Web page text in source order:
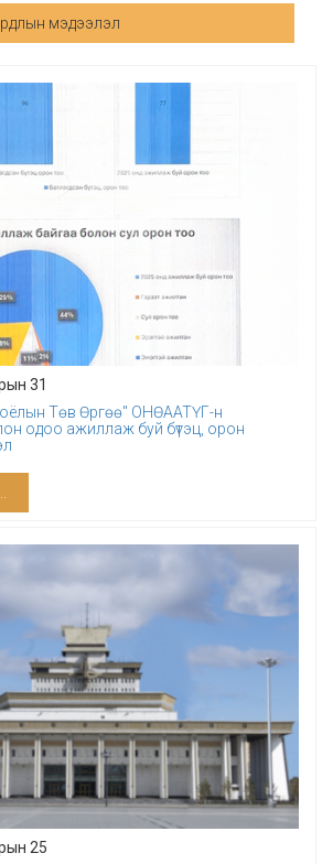
мэдээлэл
31
Төв Өргөө" ОНӨААТҮГ-н
одоо ажиллаж буй бүтэц, орон
25